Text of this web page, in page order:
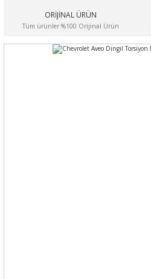
ORİJİNAL ÜRÜN
Tüm ürünler %100 Orijinal Ürün